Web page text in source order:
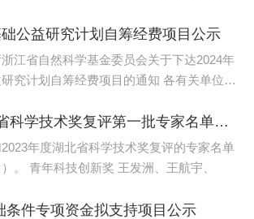
公益研究计划自筹经费项目公示
江省自然科学基金委员会关于下达2024年
究计划自筹经费项目的通知 各有关单位：
2023年度湖北省科学技术奖复评第一批专家名单公布
年度湖北省科学技术奖复评的专家名单
（按姓氏笔画排名）。 青年科技创新奖 王发洲、王航宇、
条件专项资金拟支持项目公示